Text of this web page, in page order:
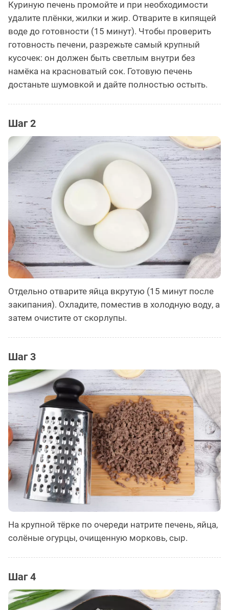
Куриную печень промойте и при необходимости
удалите плёнки, жилки и жир. Отварите в кипящей
воде до готовности (15 минут). Чтобы проверить
готовность печени, разрежьте самый крупный
кусочек: он должен быть светлым внутри без
намёка на красноватый сок. Готовую печень
достаньте шумовкой и дайте полностью остыть.
Шаг 2
Отдельно отварите яйца вкрутую (15 минут после
закипания). Охладите, поместив в холодную воду, а
затем очистите от скорлупы.
Шаг 3
На крупной тёрке по очереди натрите печень, яйца,
солёные огурцы, очищенную морковь, сыр.
Шаг 4